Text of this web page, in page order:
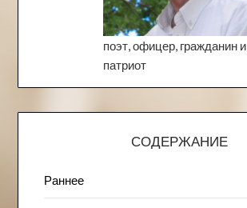
поэт, офицер, гражданин и
патриот
СОДЕРЖАНИЕ
Раннее